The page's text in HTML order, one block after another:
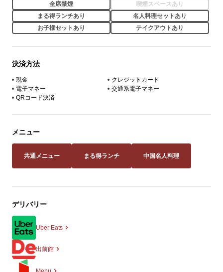
全席禁煙
喫煙スペースあり
まる得ランチあり
名人料理セットあり
お子様セットあり
テイクアウトあり
決済方法
現金
クレジットカード
電子マネー
交通系電子マネー
QRコード決済
メニュー
共通メニュー まる得ランチ 中国名人料理
デリバリー
Uber Eats
出前館